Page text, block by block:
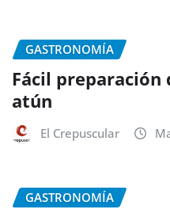
GASTRONOMÍA
Fácil preparación
atún
El Crepuscular
GASTRONOMÍA